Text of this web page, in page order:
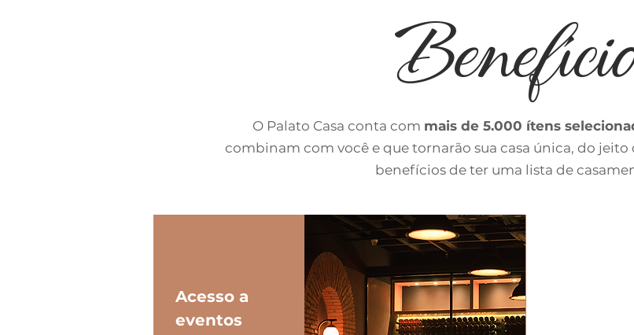
O Palato Casa conta com mais de 5.000 ítens
combinam com você e que tornarão sua casa única, do jeito
benefícios de ter uma lista de
Acesso a
eventos